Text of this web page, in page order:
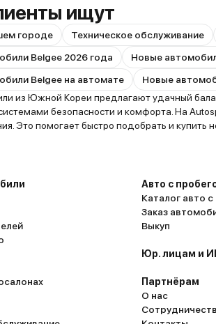
ищут
городе Техническое обслуживание
Belgee 2026 года
Belgee на автомате
из Южной Кореи предлагают удачный
безопасности и комфорта. На
Это помогает быстро подобрать и купить
Авто с
Каталог авто
Заказ
Выкуп
Юр. лицам и
Партнёрам
О нас